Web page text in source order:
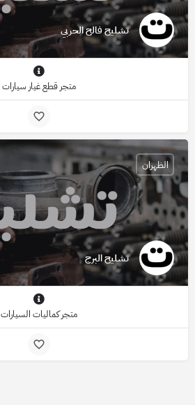
تشليح فالح الحربي
متجر قطع غيار سيارات
تشليح البرج
الظهران
متجر كماليات السيارات